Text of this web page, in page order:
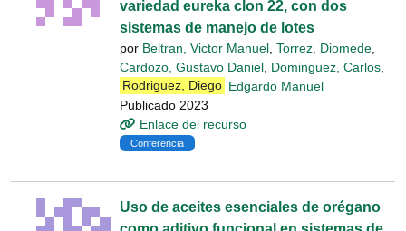
variedad eureka clon 22, con dos
sistemas de manejo de lotes
por Beltran, Victor Manuel Torrez, Diomede
Cardozo, Gustavo Daniel Dominguez, Carlos
Rodriguez, Diego Edgardo Manuel
Publicado 2023
Enlace del recurso
Conferencia
Uso de aceites esenciales de orégano